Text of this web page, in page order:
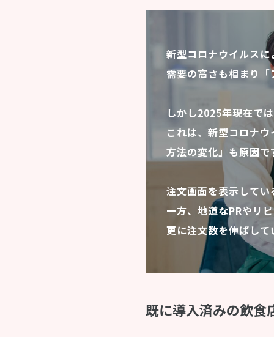
新型コロナウイルス
需要の高さも相まり
しかし2025年現在で
これは、新型コロナ
方法の変化」も原因で
注文画面を表示して
一方、地道なPRやリ
更に注文数を伸ばし
既に導入済みの飲食